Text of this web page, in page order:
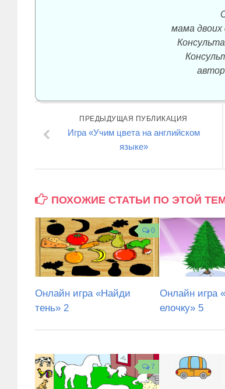
мама двоих
ПРЕДЫДУЩАЯ ПУБЛИКАЦИЯ
Игра «Учим цвета на английском
языке»
ПОХОЖИЕ СТАТЬИ ПО ЭТОЙ
0
Онлайн игра «Найди
тень» 2
Онлайн игра
елочку» 5
7